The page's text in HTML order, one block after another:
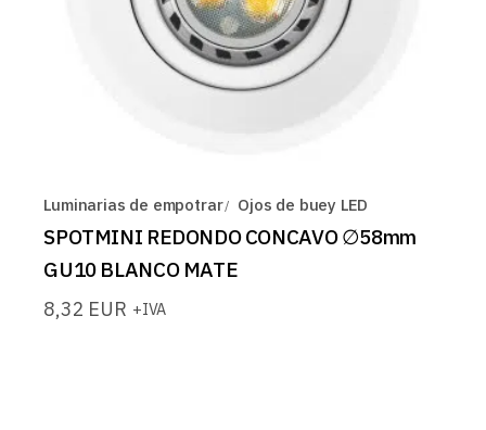
Luminarias de empotrar Ojos de buey LED
SPOTMINI REDONDO CONCAVO ∅58mm
GU10 BLANCO MATE
8,32 EUR +IVA